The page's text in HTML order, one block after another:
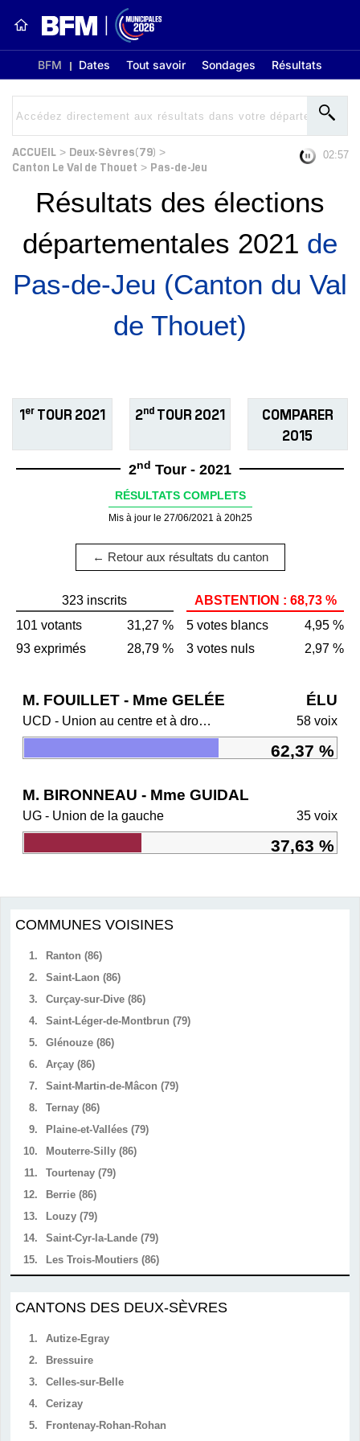
BFM Dates Tout savoir Sondages Résultats
ACCUEIL > Deux-Sèvres(79) >
Canton Le Val de Thouet > Pas-de-Jeu
02:56
Résultats des élections
départementales 2021 de
Pas-de-Jeu (Canton du Val
de Thouet)
1er TOUR 2021 2ndTOUR 2021
COMPARER
2015
2nd Tour - 2021
RÉSULTATS COMPLETS
Mis à jour le 27/06/2021 à 20h25
← Retour aux résultats du canton
323 inscrits
101 votants
31,27 %
93 exprimés
28,79 %
ABSTENTION : 68,73 %
5 votes blancs
4,95 %
3 votes nuls
2,97 %
M. FOUILLET - Mme GELÉE ÉLU
UCD - Union au centre et à droite 58 voix
62,37 %
M. BIRONNEAU - Mme GUIDAL
UG - Union de la gauche 35 voix
37,63 %
COMMUNES VOISINES
1.
Ranton (86)
2.
Saint-Laon (86)
3.
Curçay-sur-Dive (86)
4.
Saint-Léger-de-Montbrun (79)
5.
Glénouze (86)
6.
Arçay (86)
7.
Saint-Martin-de-Mâcon (79)
8.
Ternay (86)
9.
Plaine-et-Vallées (79)
10.
Mouterre-Silly (86)
11.
Tourtenay (79)
12.
Berrie (86)
13.
Louzy (79)
14.
Saint-Cyr-la-Lande (79)
15.
Les Trois-Moutiers (86)
CANTONS DES DEUX-SÈVRES
1.
Autize-Egray
2.
Bressuire
3.
Celles-sur-Belle
4.
Cerizay
5.
Frontenay-Rohan-Rohan